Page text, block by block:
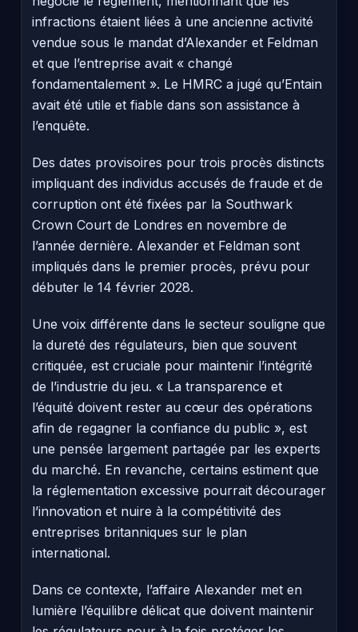
infractions étaient liées à une ancienne activité
vendue sous le mandat d’Alexander et Feldman
et que l’entreprise avait « changé
fondamentalement ». Le HMRC a jugé qu’Entain
avait été utile et fiable dans son assistance à
l’enquête.
Des dates provisoires pour trois procès distincts
impliquant des individus accusés de fraude et de
corruption ont été fixées par la Southwark
Crown Court de Londres en novembre de
l’année dernière. Alexander et Feldman sont
impliqués dans le premier procès, prévu pour
débuter le 14 février 2028.
Une voix différente dans le secteur souligne que
la dureté des régulateurs, bien que souvent
critiquée, est cruciale pour maintenir l’intégrité
de l’industrie du jeu. « La transparence et
l’équité doivent rester au cœur des opérations
afin de regagner la confiance du public », est
une pensée largement partagée par les experts
du marché. En revanche, certains estiment que
la réglementation excessive pourrait décourager
l’innovation et nuire à la compétitivité des
entreprises britanniques sur le plan
international.
Dans ce contexte, l’affaire Alexander met en
lumière l’équilibre délicat que doivent maintenir